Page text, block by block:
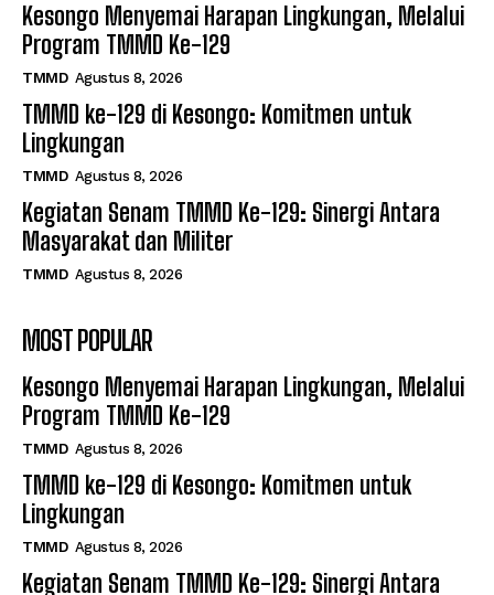
Kesongo Menyemai Harapan Lingkungan, Melalui
Program TMMD Ke-129
TMMD Agustus 8, 2026
TMMD ke-129 di Kesongo: Komitmen untuk
Lingkungan
TMMD Agustus 8, 2026
Kegiatan Senam TMMD Ke-129: Sinergi Antara
Masyarakat dan Militer
TMMD Agustus 8, 2026
MOST POPULAR
Kesongo Menyemai Harapan Lingkungan, Melalui
Program TMMD Ke-129
TMMD Agustus 8, 2026
TMMD ke-129 di Kesongo: Komitmen untuk
Lingkungan
TMMD Agustus 8, 2026
Kegiatan Senam TMMD Ke-129: Sinergi Antara